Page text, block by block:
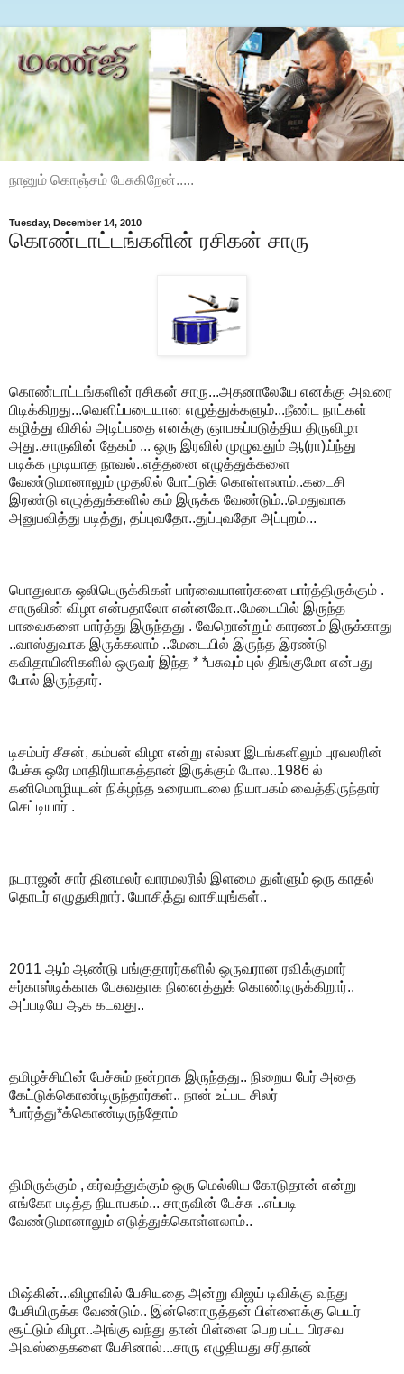
நானும் கொஞ்சம் பேசுகிறேன்.....
Tuesday, December 14, 2010
கொண்டாட்டங்களின் ரசிகன் சாரு
கொண்டாட்டங்களின் ரசிகன் சாரு...அதனாலேயே எனக்கு அவரை
பிடிக்கிறது...வெளிப்படையான எழுத்துக்களும்...நீண்ட நாட்கள்
கழித்து விசில் அடிப்பதை எனக்கு ஞாபகப்படுத்திய திருவிழா
அது..சாருவின் தேகம் ... ஒரு இரவில் முழுவதும் ஆ(ரா)ய்ந்து
படிக்க முடியாத நாவல்..எத்தனை எழுத்துக்களை
வேண்டுமானாலும் முதலில் போட்டுக் கொள்ளலாம்..கடைசி
இரண்டு எழுத்துக்களில் கம் இருக்க வேண்டும்..மெதுவாக
அனுபவித்து படித்து, தப்புவதோ..துப்புவதோ அப்புறம்...
பொதுவாக ஒலிபெருக்கிகள் பார்வையாளர்களை பார்த்திருக்கும் .
சாருவின் விழா என்பதாலோ என்னவோ..மேடையில் இருந்த
பாவைகளை பார்த்து இருந்தது . வேறொன்றும் காரணம் இருக்காது
..வாஸ்துவாக இருக்கலாம் ..மேடையில் இருந்த இரண்டு
கவிதாயினிகளில் ஒருவர் இந்த * *பசுவும் புல் திங்குமோ என்பது
போல் இருந்தார்.
டிசம்பர் சீசன், கம்பன் விழா என்று எல்லா இடங்களிலும் புரவலரின்
பேச்சு ஒரே மாதிரியாகத்தான் இருக்கும் போல..1986 ல்
கனிமொழியுடன் நிக்ழந்த உரையாடலை நியாபகம் வைத்திருந்தார்
செட்டியார் .
நடராஜன் சார் தினமலர் வாரமலரில் இளமை துள்ளும் ஒரு காதல்
தொடர் எழுதுகிறார். யோசித்து வாசியுங்கள்..
2011 ஆம் ஆண்டு பங்குதாரர்களில் ஒருவரான ரவிக்குமார்
சர்காஸ்டிக்காக பேசுவதாக நினைத்துக் கொண்டிருக்கிறார்..
அப்படியே ஆக கடவது..
தமிழச்சியின் பேச்சும் நன்றாக இருந்தது.. நிறைய பேர் அதை
கேட்டுக்கொண்டிருந்தார்கள்.. நான் உட்பட சிலர்
*பார்த்து*க்கொண்டிருந்தோம்
திமிருக்கும் , கர்வத்துக்கும் ஒரு மெல்லிய கோடுதான் என்று
எங்கோ படித்த நியாபகம்... சாருவின் பேச்சு ..எப்படி
வேண்டுமானாலும் எடுத்துக்கொள்ளலாம்..
மிஷ்கின்...விழாவில் பேசியதை அன்று விஜய் டிவிக்கு வந்து
பேசியிருக்க வேண்டும்.. இன்னொருத்தன் பிள்ளைக்கு பெயர்
சூட்டும் விழா..அங்கு வந்து தான் பிள்ளை பெற பட்ட பிரசவ
அவஸ்தைகளை பேசினால்...சாரு எழுதியது சரிதான்